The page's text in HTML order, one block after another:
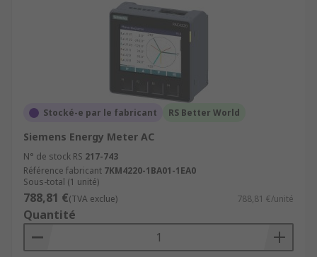
Stocké-e par le fabricant RS Better World
Siemens Energy Meter AC
N° de stock RS 217-743
Référence fabricant 7KM4220-1BA01-1EA0
Sous-total (1 unité)
788,81 €(TVA exclue) 788,81 €/unité
Quantité